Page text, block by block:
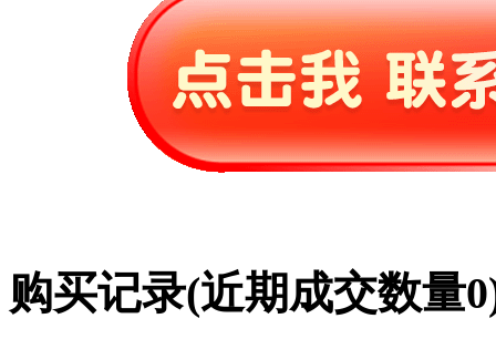
购买记录(近期成交数量0